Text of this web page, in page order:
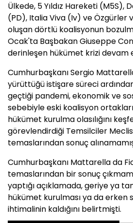
Ülkede, 5 Yıldız Hareketi (M5S),
(PD), Italia Viva (Iv) ve Özgürler
oluşan dörtlü koalisyonun
Ocak'ta Başbakan Giuseppe
derinleşen hükümet krizi devam
Cumhurbaşkanı Sergio
yürüttüğü istişare süreci
geçtiği pandemi, ekonomik ve
sebebiyle eski koalisyon
hükümet kurulma olasılığını
görevlendirdiği Temsilciler
temaslarından sonuç
Cumhurbaşkanı Mattarella da
temaslarından bir sonuç
yaptığı açıklamada, geriye ya
hükümet kurulması ya da erken
ihtimalinin kaldığını belirtmişti.